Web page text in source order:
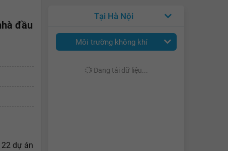
Hà Nội
Môi trường không khí
Đang tải dữ liệu...
đầu
dự án